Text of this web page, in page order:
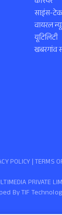
साइंस-टेक
वायरल
यूटिलिटी
खबरगांव
PRIVATE
ByTIF
POLICY |TERMS